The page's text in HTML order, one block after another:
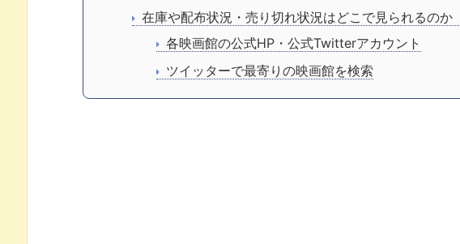
在庫や配布状況・売り切れ状況はどこで見られるのか
各映画館の公式HP・公式Twitterアカウント
ツイッターで最寄りの映画館を検索